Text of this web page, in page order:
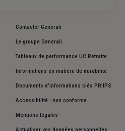
Contacter Generali
Le groupe Generali
Tableaux de performance UC Retraite
Informations en matière de durabilité
Documents d'informations clés PRIIPS
Accessibilité : non conforme
Mentions légales
Actualiser vos données personnelles